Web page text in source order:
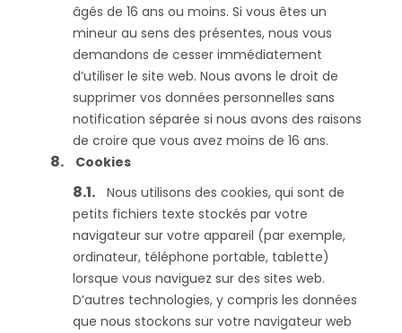
âgés de 16 ans ou moins. Si vous êtes un
mineur au sens des présentes, nous vous
demandons de cesser immédiatement
d’utiliser le site web. Nous avons le droit de
supprimer vos données personnelles sans
notification séparée si nous avons des raisons
de croire que vous avez moins de 16 ans.
Cookies
Nous utilisons des cookies, qui sont de
petits fichiers texte stockés par votre
navigateur sur votre appareil (par exemple,
ordinateur, téléphone portable, tablette)
lorsque vous naviguez sur des sites web.
D’autres technologies, y compris les données
que nous stockons sur votre navigateur web